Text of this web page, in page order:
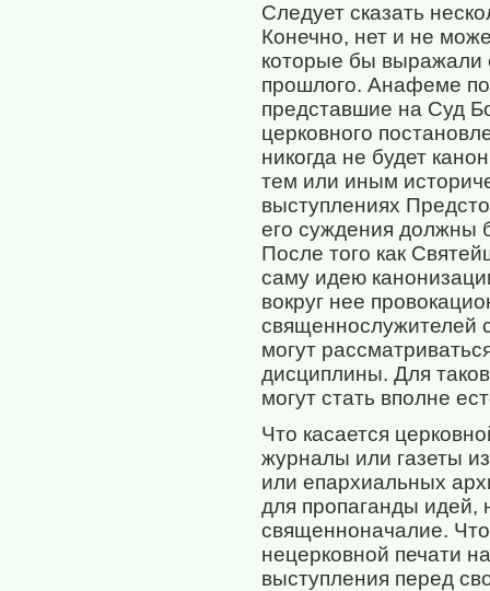
Следует сказать
Конечно, нет и не
которые бы выражали
прошлого. Анафеме
представшие на Суд
церковного
никогда не будет
тем или иным
выступлениях
его суждения должны
После того как
саму идею
вокруг нее
священнослужителей
могут
дисциплины. Для
могут стать вполне
Что касается
журналы или газеты
или епархиальных
для пропаганды идей,
священноначалие.
нецерковной печати
выступления перед